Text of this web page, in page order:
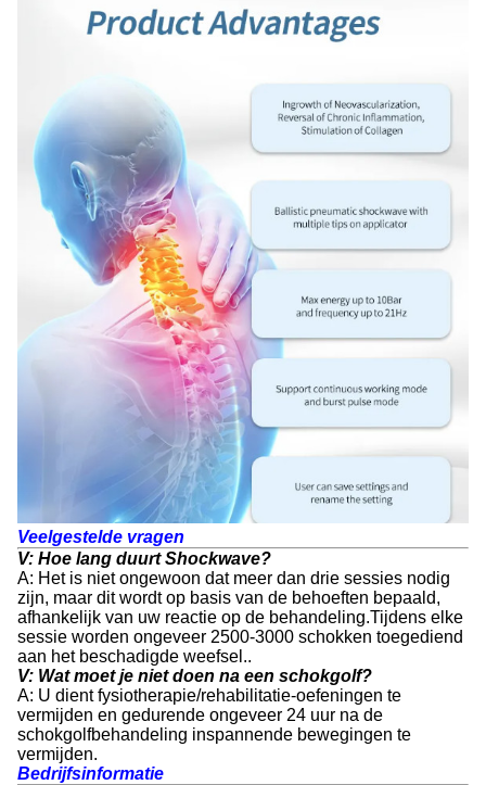
Veelgestelde vragen
V: Hoe lang duurt Shockwave?
A: Het is niet ongewoon dat meer dan drie sessies nodig
zijn, maar dit wordt op basis van de behoeften bepaald,
afhankelijk van uw reactie op de behandeling.Tijdens elke
sessie worden ongeveer 2500-3000 schokken toegediend
aan het beschadigde weefsel..
V: Wat moet je niet doen na een schokgolf?
A: U dient fysiotherapie/rehabilitatie-oefeningen te
vermijden en gedurende ongeveer 24 uur na de
schokgolfbehandeling inspannende bewegingen te
vermijden.
Bedrijfsinformatie